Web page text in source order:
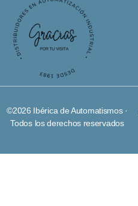
©2026 Ibérica de Automatismos ·
Todos los derechos reservados